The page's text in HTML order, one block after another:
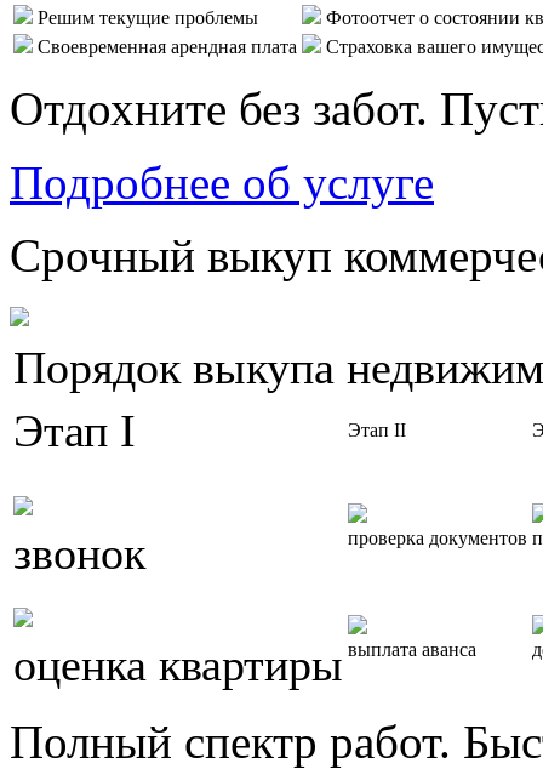
Решим текущие проблемы
Фотоотчет о состоянии
Своевременная арендная плата
Страховка вашего
Отдохните без забот.
Подробнее об услуге
Срочный выкуп
Порядок выкупа
Этап I
Этап II
звонок проверка документов
оценка квартиры выплата аванса
Полный спектр работ.